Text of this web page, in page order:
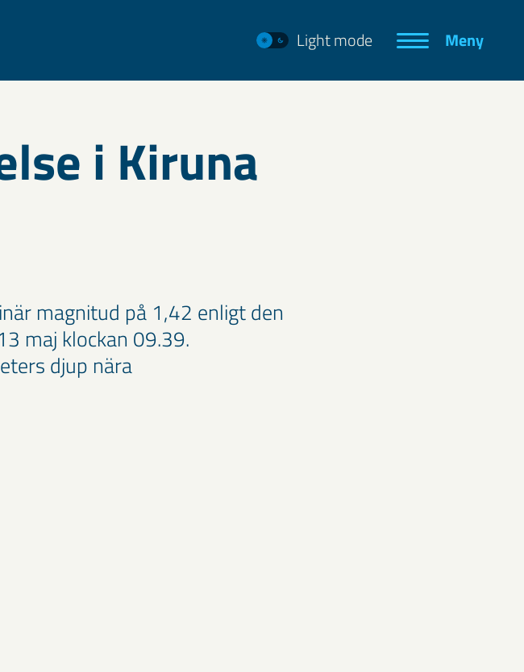
Light mode Meny
i Kiruna
magnitud på 1,42 enligt den
maj klockan 09.39.
djup nära